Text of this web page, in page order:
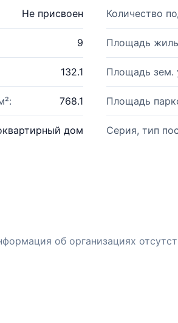
Не присвоен Количество
9 Площадь
132.1 Площадь зем.
768.1 Площадь
дом Серия, тип
об организациях